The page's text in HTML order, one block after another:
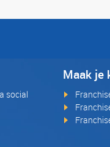
social
Maak je